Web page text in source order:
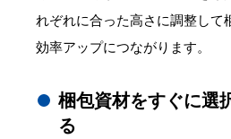
れぞれに合った高さに調整して
効率アップにつながります。
梱包資材をすぐに選
る